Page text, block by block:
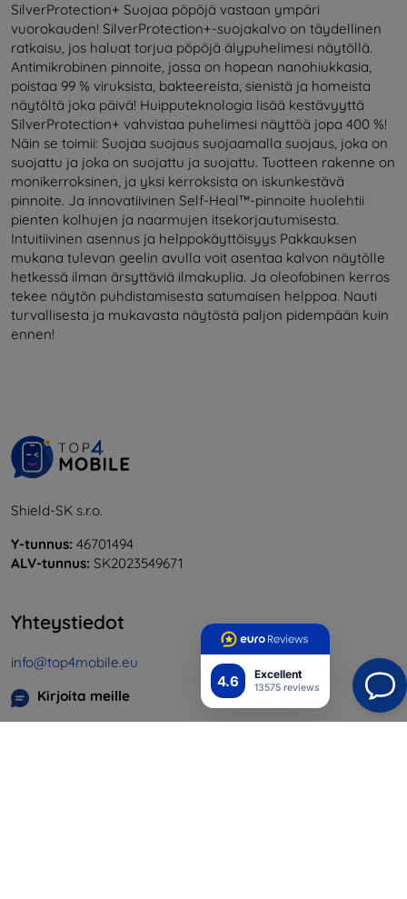
4.6 Excellent
13575 reviews
SilverProtection+ Suojaa pöpöjä vastaan ympäri
vuorokauden! SilverProtection+-suojakalvo on täydellinen
ratkaisu, jos haluat torjua pöpöjä älypuhelimesi näytöllä.
Antimikrobinen pinnoite, jossa on hopean nanohiukkasia,
poistaa 99 % viruksista, bakteereista, sienistä ja homeista
näytöltä joka päivä! Huipputeknologia lisää kestävyyttä
SilverProtection+ vahvistaa puhelimesi näyttöä jopa 400 %!
Näin se toimii: Suojaa suojaus suojaamalla suojaus, joka on
suojattu ja joka on suojattu ja suojattu. Tuotteen rakenne on
monikerroksinen, ja yksi kerroksista on iskunkestävä
pinnoite. Ja innovatiivinen Self-Heal™-pinnoite huolehtii
pienten kolhujen ja naarmujen itsekorjautumisesta.
Intuitiivinen asennus ja helppokäyttöisyys Pakkauksen
mukana tulevan geelin avulla voit asentaa kalvon näytölle
hetkessä ilman ärsyttäviä ilmakuplia. Ja oleofobinen kerros
tekee näytön puhdistamisesta satumaisen helppoa. Nauti
turvallisesta ja mukavasta näytöstä paljon pidempään kuin
ennen!
Shield-SK s.r.o.
Y-tunnus: 46701494
ALV-tunnus: SK2023549671
Yhteystiedot
info@top4mobile.eu
Kirjoita meille